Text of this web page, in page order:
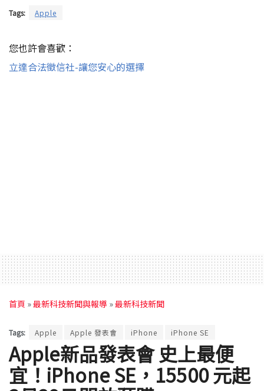
Tags: Apple
您也許會喜歡：
立達合法徵信社-讓您安心的選擇
首頁 »最新科技新聞與報導 »最新科技新聞
Tags: Apple Apple 發表會 iPhone iPhone SE
Apple新品發表會 史上最便
宜！iPhone SE，15500 元起